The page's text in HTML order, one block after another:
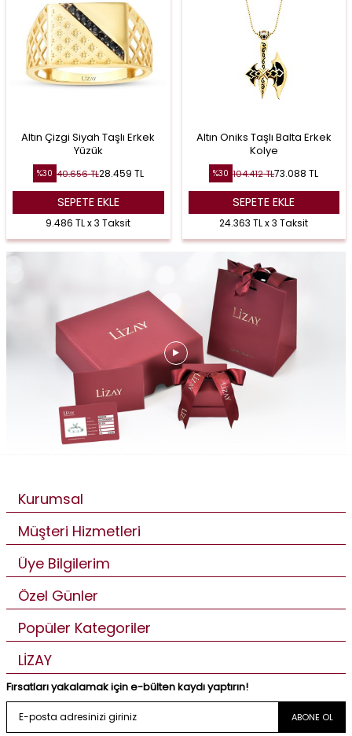
Altın Çizgi Siyah Taşlı Erkek
Yüzük
%30 40.656TL28.459 TL
SEPETE EKLE
9.486 TL x 3 Taksit
Altın Oniks Taşlı Balta Erkek
Kolye
%30 104.412TL73.088 TL
SEPETE EKLE
24.363 TL x 3 Taksit
Kurumsal
Müşteri Hizmetleri
Üye Bilgilerim
Özel Günler
Popüler Kategoriler
LİZAY
Fırsatları yakalamak için e-bülten kaydı yaptırın!
ABONE OL